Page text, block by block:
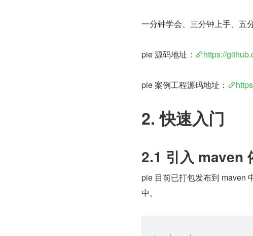
一分钟学会、三分钟上手、五
pie 源码地址： https://
pie 案例工程源码地址：
2. 快速入门
2.1 引入 maven
pie 目前已打包发布到 maven
中。